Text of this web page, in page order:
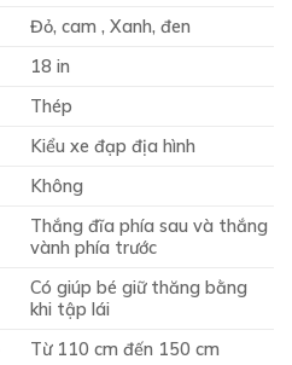
Đỏ, cam , Xanh, đen
18 in
Thép
Kiểu xe đạp địa hình
Không
Thắng đĩa phía sau và thắng
vành phía trước
Có giúp bé giữ thăng bằng
khi tập lái
Từ 110 cm đến 150 cm